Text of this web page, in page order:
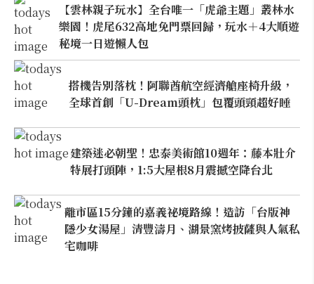
【雲林親子玩水】全台唯一「虎爺主題」叢林水
樂園！虎尾632高地免門票回歸，玩水＋4大順遊
秘境一日遊懶人包
搭機告別落枕！阿聯酋航空經濟艙座椅升級，
全球首創「U-Dream頭枕」包覆頭頸超好睡
建築迷必朝聖！忠泰美術館10週年：藤本壯介
特展打頭陣，1:5大屋根8月震撼空降台北
離市區15分鐘的嘉義祕境路線！造訪「台版神
隱少女湯屋」清豐濤月、湖景窯烤披薩與人氣私
宅咖啡